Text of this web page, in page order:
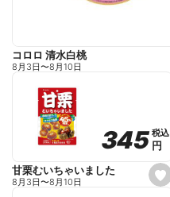
コロロ 清水白桃
8月3日〜8月10日
s
e
345
345税込
税込
円
円
甘栗むいちゃいました
8月3日〜8月10日